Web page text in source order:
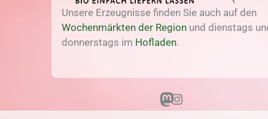
Unsere Erzeugnisse finden Sie auch auf den
Wochenmärkten der Region und dienstags
donnerstags im Hofladen.
MastodonInstagram